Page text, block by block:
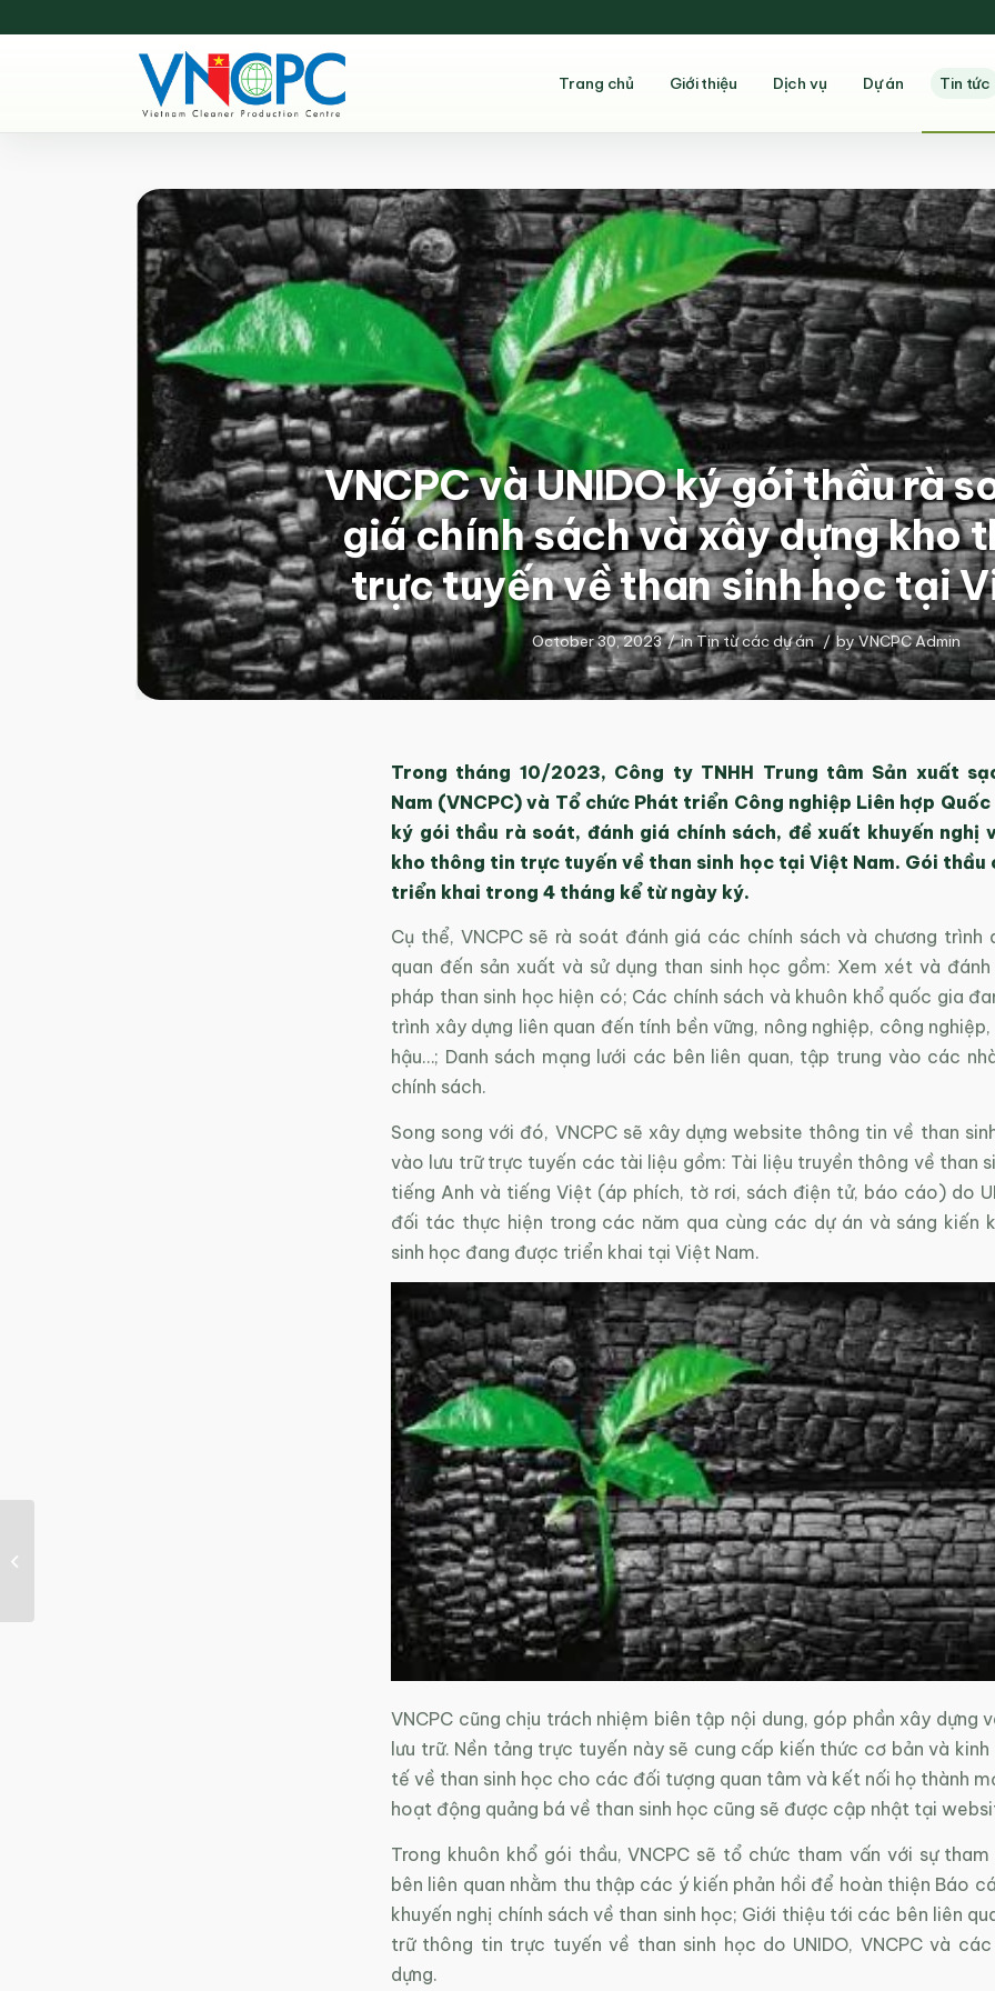
Trang chủ Giới thiệu Dịch vụ Dự án Tin tức
VNCPC và UNIDO ký gói thầu rà
giá chính sách và xây dựng kho
trực tuyến về than sinh học tại
October 30, 2023 / inTin từ các dự án / byVNCPC Admin
Trong tháng 10/2023, Công ty TNHH Trung tâm Sản xuất
Nam (VNCPC) và Tổ chức Phát triển Công nghiệp Liên hợp Quốc
ký gói thầu rà soát, đánh giá chính sách, đề xuất khuyến nghị
kho thông tin trực tuyến về than sinh học tại Việt Nam. Gói thầu
triển khai trong 4 tháng kể từ ngày ký.
Cụ thể, VNCPC sẽ rà soát đánh giá các chính sách và chương trình
quan đến sản xuất và sử dụng than sinh học gồm: Xem xét và
pháp than sinh học hiện có; Các chính sách và khuôn khổ quốc gia
trình xây dựng liên quan đến tính bền vững, nông nghiệp, công
hậu…; Danh sách mạng lưới các bên liên quan, tập trung vào các
chính sách.
Song song với đó, VNCPC sẽ xây dựng website thông tin về than
vào lưu trữ trực tuyến các tài liệu gồm: Tài liệu truyền thông về than
tiếng Anh và tiếng Việt (áp phích, tờ rơi, sách điện tử, báo cáo) do
đối tác thực hiện trong các năm qua cùng các dự án và sáng kiến
sinh học đang được triển khai tại Việt Nam.
VNCPC cũng chịu trách nhiệm biên tập nội dung, góp phần xây dựng
lưu trữ. Nền tảng trực tuyến này sẽ cung cấp kiến thức cơ bản và
tế về than sinh học cho các đối tượng quan tâm và kết nối họ thành
hoạt động quảng bá về than sinh học cũng sẽ được cập nhật tại
Trong khuôn khổ gói thầu, VNCPC sẽ tổ chức tham vấn với sự
bên liên quan nhằm thu thập các ý kiến phản hồi để hoàn thiện Báo
khuyến nghị chính sách về than sinh học; Giới thiệu tới các bên liên
trữ thông tin trực tuyến về than sinh học do UNIDO, VNCPC và
dựng.